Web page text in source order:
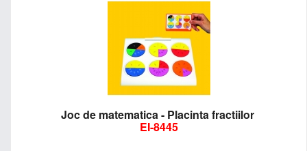
Joc de matematica - Placinta fractiilor
EI-8445